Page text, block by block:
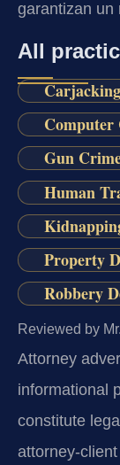
garantizan un
All
Computer
Gun
Human
Property
Robbery
Reviewed by
Attorney
informational
constitute
attorney-